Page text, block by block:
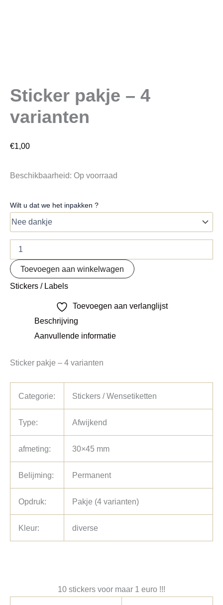
Sticker pakje – 4
varianten
€1,00
Beschikbaarheid: Op voorraad
Wilt u dat we het inpakken ?
Toevoegen aan winkelwagen
Stickers / Labels
Toevoegen aan verlanglijst
Beschrijving
Aanvullende informatie
Sticker pakje – 4 varianten
Categorie: Stickers / Wensetiketten
Type: Afwijkend
afmeting: 30×45 mm
Belijming: Permanent
Opdruk: Pakje (4 varianten)
Kleur: diverse
10 stickers voor maar 1 euro !!!